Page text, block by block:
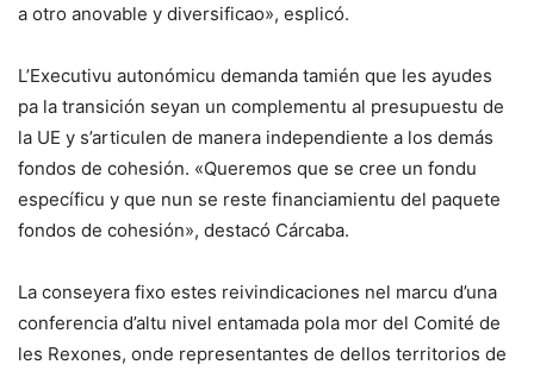
a otro anovable y diversificao», esplicó.
L’Executivu autonómicu demanda tamién que les ayudes
pa la transición seyan un complementu al presupuestu de
la UE y s’articulen de manera independiente a los demás
fondos de cohesión. «Queremos que se cree un fondu
específicu y que nun se reste financiamientu del paquete
fondos de cohesión», destacó Cárcaba.
La conseyera fixo estes reivindicaciones nel marcu d’una
conferencia d’altu nivel entamada pola mor del Comité de
les Rexones, onde representantes de dellos territorios de